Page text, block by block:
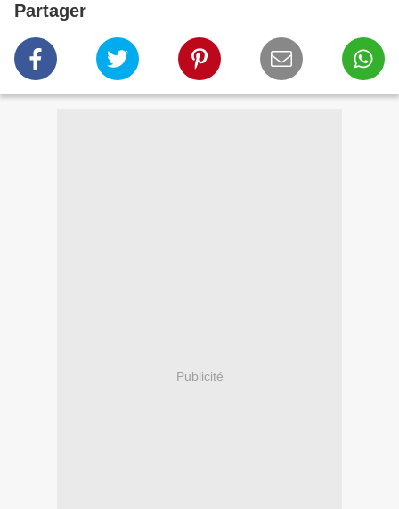
Partager
Publicité